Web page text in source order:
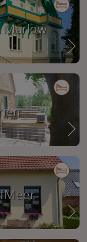
Marlow